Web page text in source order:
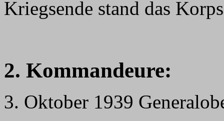
Kriegsende stand das
2. Kommandeure:
3. Oktober 1939